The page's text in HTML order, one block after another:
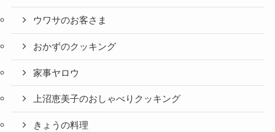
ウワサのお客さま
おかずのクッキング
家事ヤロウ
上沼恵美子のおしゃべりクッキング
きょうの料理